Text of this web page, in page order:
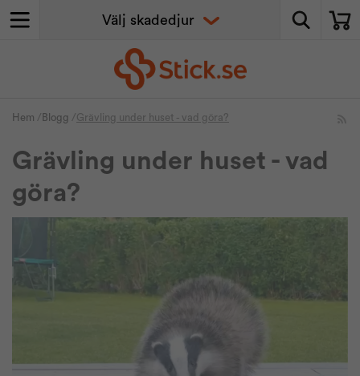
Hem / Blogg /Grävling under huset - vad göra?
Grävling under huset - vad
göra?